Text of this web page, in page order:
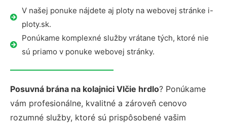
V našej ponuke nájdete aj ploty na webovej stránke i-
ploty.sk.
Ponúkame komplexné služby vrátane tých, ktoré nie
sú priamo v ponuke webovej stránky.
Posuvná brána na kolajnici Vlčie hrdlo? Ponúkame
vám profesionálne, kvalitné a zároveň cenovo
rozumné služby, ktoré sú prispôsobené vašim